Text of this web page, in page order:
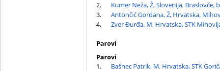
2.
Kumer Neža, Ž, Slovenija, Braslovče,
3.
Antončić Gordana, Ž, Hrvatska,
4.
Zver Đurđa, M, Hrvatska, STK
Parovi
Parovi
1.
Bašnec Patrik, M, Hrvatska, STK